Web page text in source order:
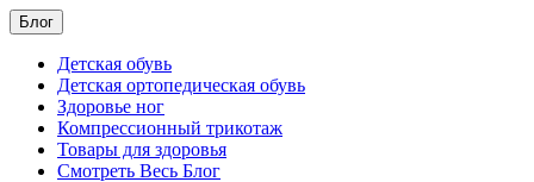
Блог
Детская обувь
Детская ортопедическая обувь
Здоровье ног
Компрессионный трикотаж
Товары для здоровья
Смотреть Весь Блог